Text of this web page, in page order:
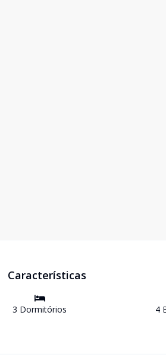
Características
3 Dormitórios 4